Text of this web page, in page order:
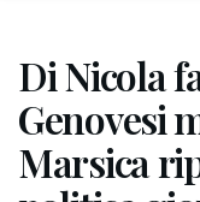
Di Nicola
Genovesi
Marsica